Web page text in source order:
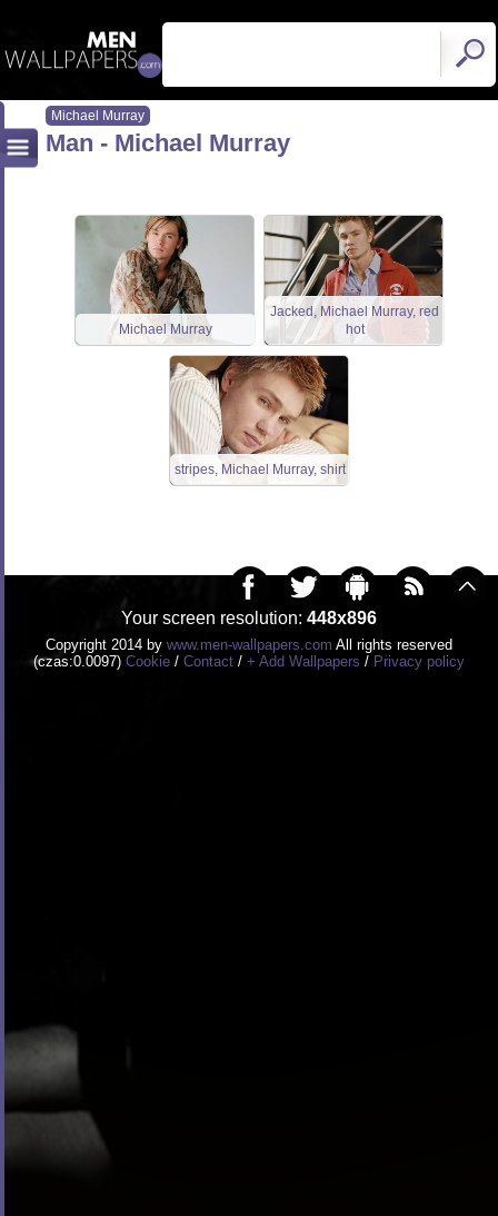
Michael Murray
Man - Michael Murray
Michael Murray
Jacked, Michael Murray, red
hot
stripes, Michael Murray, shirt
Your screen resolution: 448x896
Copyright 2014 by www.men-wallpapers.com All rights reserved
(czas:0.0097) Cookie / Contact / + Add Wallpapers / Privacy policy